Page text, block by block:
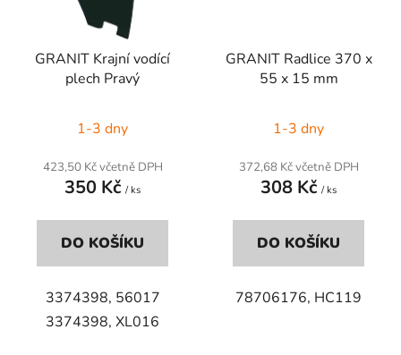
GRANIT Krajní vodící
plech Pravý
1-3 dny
423,50 Kč včetně DPH
350 Kč / ks
DO KOŠÍKU
3374398, 56017
3374398, XL016
GRANIT Radlice 370 x
55 x 15 mm
1-3 dny
372,68 Kč včetně DPH
308 Kč / ks
DO KOŠÍKU
78706176, HC119